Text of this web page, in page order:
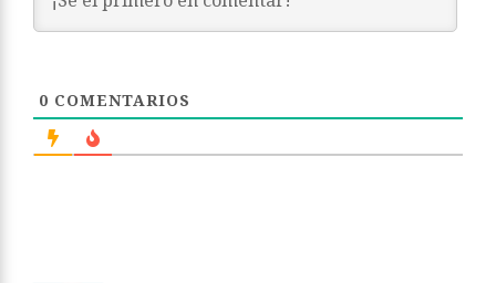
0 COMENTARIOS